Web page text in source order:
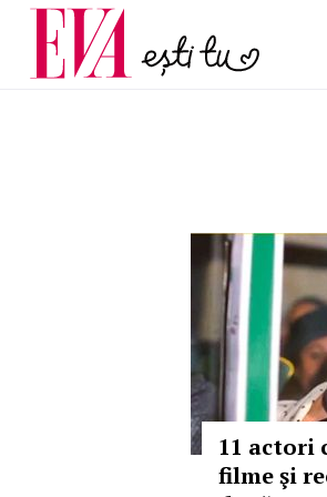
11 actori
filme şi
Carieră
Actualitate